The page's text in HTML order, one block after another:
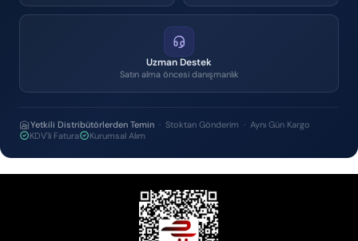
Uzman Destek
Satın alma öncesi danışmanlık
Yetkili Distribütörlerden Temin · Stoktan Gönderim · Aynı Gün Kargo
KDV'li Fatura
Kurumsal Alım